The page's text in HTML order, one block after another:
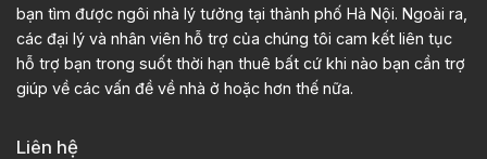
bạn tìm được ngôi nhà lý tưởng tại thành phố Hà Nội. Ngoài ra,
các đại lý và nhân viên hỗ trợ của chúng tôi cam kết liên tục
hỗ trợ bạn trong suốt thời hạn thuê bất cứ khi nào bạn cần trợ
giúp về các vấn đề về nhà ở hoặc hơn thế nữa.
Liên hệ